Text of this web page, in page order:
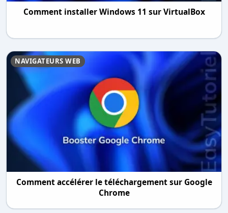
Comment installer Windows 11 sur VirtualBox
NAVIGATEURS WEB
Comment accélérer le téléchargement sur Google
Chrome